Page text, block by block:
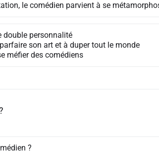
le comédien parvient à se
double personnalité
son art et à duper tout le monde
méfier des comédiens
?